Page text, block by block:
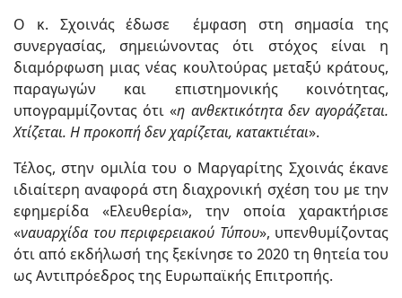
Ο κ. Σχοινάς έδωσε έμφαση στη σημασία της
συνεργασίας, σημειώνοντας ότι στόχος είναι η
διαμόρφωση μιας νέας κουλτούρας μεταξύ κράτους,
παραγωγών και επιστημονικής κοινότητας,
υπογραμμίζοντας ότι «η ανθεκτικότητα δεν αγοράζεται.
Χτίζεται. Η προκοπή δεν χαρίζεται, κατακτιέται».
Τέλος, στην ομιλία του ο Μαργαρίτης Σχοινάς έκανε
ιδιαίτερη αναφορά στη διαχρονική σχέση του με την
εφημερίδα «Ελευθερία», την οποία χαρακτήρισε
«ναυαρχίδα του περιφερειακού Τύπου», υπενθυμίζοντας
ότι από εκδήλωσή της ξεκίνησε το 2020 τη θητεία του
ως Αντιπρόεδρος της Ευρωπαϊκής Επιτροπής.